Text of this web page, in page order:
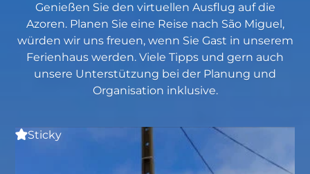
Genießen Sie den virtuellen Ausflug auf die
Azoren. Planen Sie eine Reise nach São Miguel,
würden wir uns freuen, wenn Sie Gast in unserem
Ferienhaus werden. Viele Tipps und gern auch
unsere Unterstützung bei der Planung und
Organisation inklusive.
Sticky